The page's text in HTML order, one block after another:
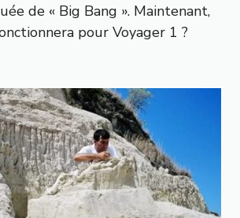
de « Big Bang ». Maintenant,
pour Voyager 1 ?